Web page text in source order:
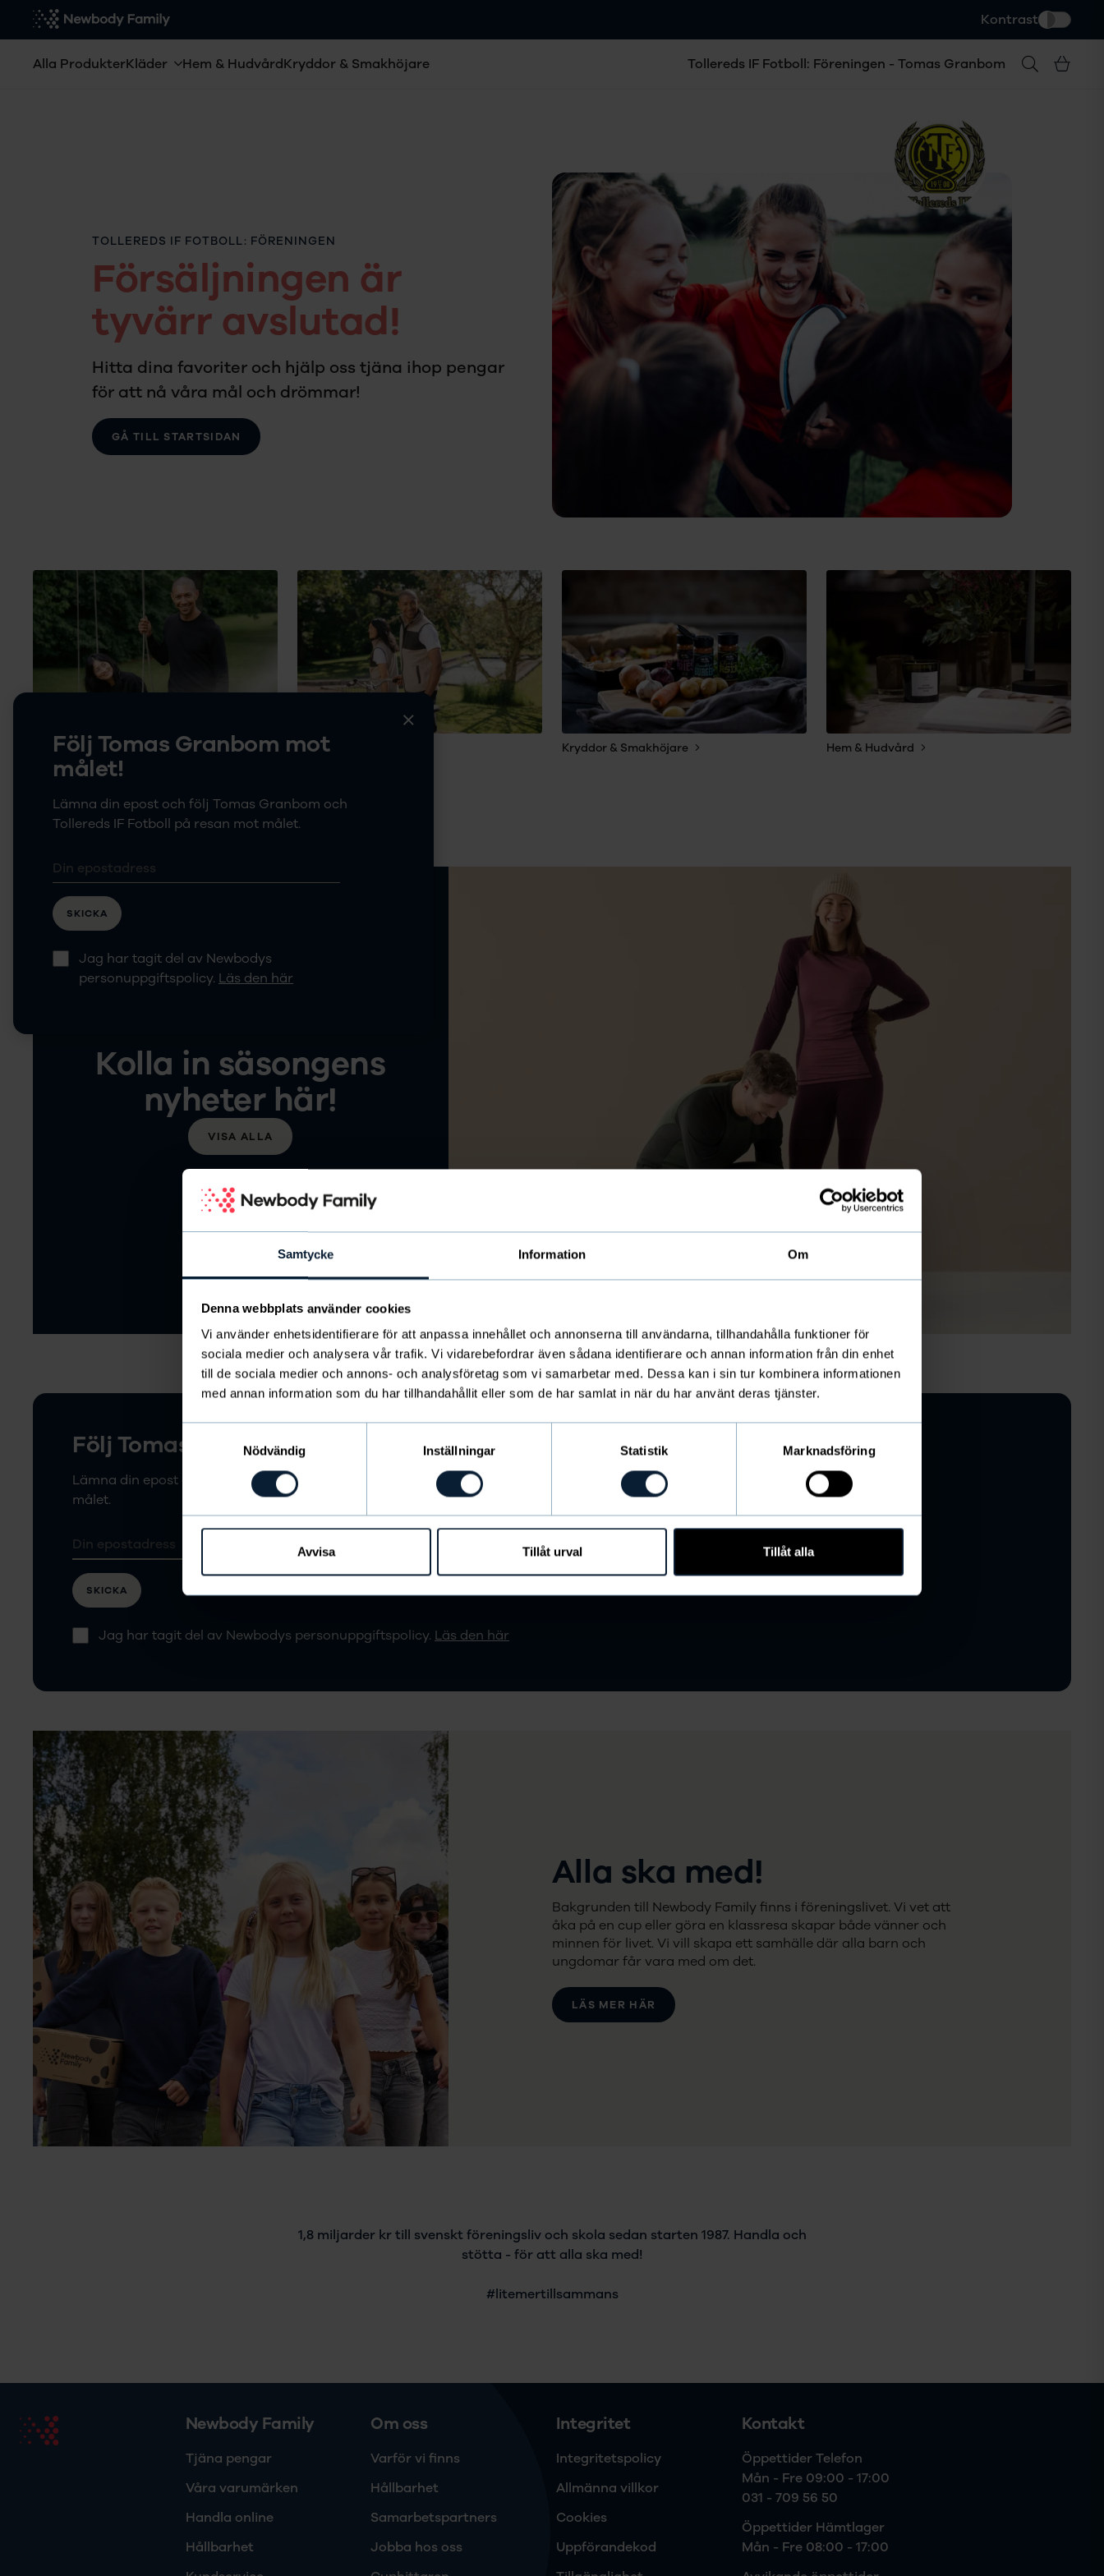
Samtycke Information Om
Denna webbplats använder cookies
Vi använder enhetsidentifierare för att anpassa innehållet och annonserna till användarna, tillhandahålla funktioner för
sociala medier och analysera vår trafik. Vi vidarebefordrar även sådana identifierare och annan information från din enhet
till de sociala medier och annons- och analysföretag som vi samarbetar med. Dessa kan i sin tur kombinera informationen
med annan information som du har tillhandahållit eller som de har samlat in när du har använt deras tjänster.
Nödvändig
Inställningar Statistik Marknadsföring
Avvisa Tillåt urval Tillåt alla
Kontrast
Alla ProdukterKläder Hem & HudvårdKryddor & Smakhöjare Tollereds IF Fotboll: Föreningen - Tomas Granbom
TOLLEREDS IF FOTBOLL: FÖRENINGEN
Försäljningen är
tyvärr avslutad!
Hitta dina favoriter och hjälp oss tjäna ihop pengar
för att nå våra mål och drömmar!
GÅ TILL STARTSIDAN
Kläder
Säsongens nyheter Kryddor & Smakhöjare Hem & Hudvård
Kolla in säsongens
nyheter här!
VISA ALLA
Följ Tomas Granbom mot målet!
Lämna din epost och följ Tomas Granbom och Tollereds IF Fotboll på resan mot
målet.
SKICKA
Jag har tagit del av Newbodys personuppgiftspolicy. Läs den här
Alla ska med!
Bakgrunden till Newbody Family finns i föreningslivet. Vi vet att
åka på en cup eller göra en klassresa skapar både vänner och
minnen för livet. Vi vill skapa ett samhälle där alla barn och
ungdomar får vara med om det.
LÄS MER HÄR
1,8 miljarder kr till svenskt föreningsliv och skola sedan starten 1987. Handla och
stötta - för att alla ska med!
#litemertillsammans
Följ Tomas Granbom mot
målet!
Lämna din epost och följ Tomas Granbom och
Tollereds IF Fotboll på resan mot målet.
SKICKA
Jag har tagit del av Newbodys
personuppgiftspolicy. Läs den här
Newbody Family
Tjäna pengar
Våra varumärken
Handla online
Hållbarhet
Om oss
Varför vi finns
Hållbarhet
Samarbetspartners
Jobba hos oss
Integritet
Integritetspolicy
Allmänna villkor
Cookies
Uppförandekod
Kontakt
Öppettider Telefon
Mån - Fre 09:00 - 17:00
031 - 709 56 50
Öppettider Hämtlager
Mån - Fre 08:00 - 17:00